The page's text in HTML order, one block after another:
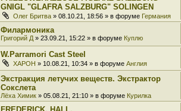
GNIGL "GLAFRA SALZBURG" SOLINGEN
Олег Бритва » 08.10.21, 18:56 » в форуме Германия
Филармоника
Григорий Д » 23.09.21, 15:22 » в форуме Куплю
W.Parramori Cast Steel
XAPOH » 10.08.21, 10:34 » в форуме Англия
Экстракция летучих веществ. Экстрактор
Сокслета
Лёха Химик » 05.08.21, 21:10 » в форуме Курилка
FREDERICK. HALL.